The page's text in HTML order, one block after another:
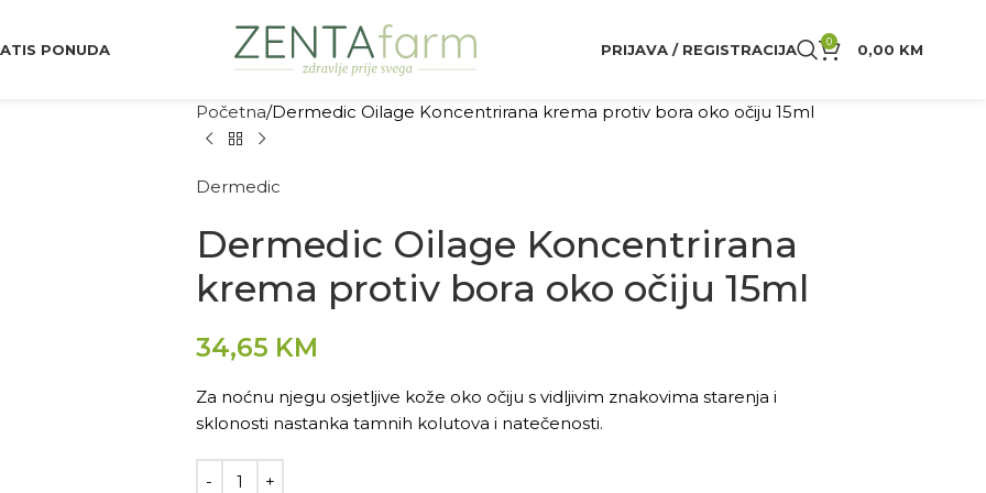
PONUDA PRIJAVA / REGISTRACIJA 0 0,00 KM
Početna Dermedic Oilage Koncentrirana krema protiv bora oko očiju 15ml
Dermedic
Dermedic Oilage Koncentrirana
krema protiv bora oko očiju 15ml
34,65 KM
Za noćnu njegu osjetljive kože oko očiju s vidljivim znakovima starenja i
sklonosti nastanka tamnih kolutova i natečenosti.